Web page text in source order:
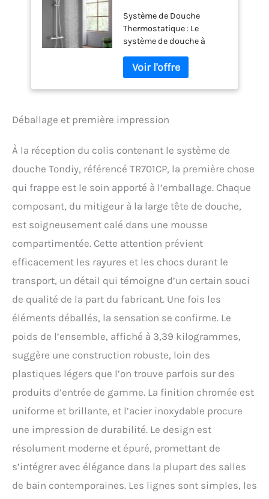
Ensemble de Douche
Économie d'Eau avec
Mitigeur, Colonne de
Douche Hauteur
Réglable, Tête de
Douche Ronde 30
cm, Douchette 3
Inoxydable, Chromé
Système de Douche
Thermostatique : Le
système de douche à
haute qualité maintient la
température de l'eau à 38
°C, ce qui est le plus
humain, et empêche l'eau
pour éviter les brûlures.
Vous pouvez profiter d’une
sûre, plus confortable et
plus relaxante. Ensemble
pommeau de douche à
effet pluie rond de 300
angle de 15° pour contrôler
la direction du débit d'eau
selon les souhaits
personnels. La tige de
douche est réglable entre
845-1180 mm pour
convenir à tous les
membres de la famille.
Douche à Main 3 Jets : Le
kit douche complet est
équipé d'une douche à
main à 3 buses en ABS de
haute qualité (120 mm),
qui peut ajuster
rapidement le mode de
débit d'eau en fonction
des différents besoins. La
hauteur et la direction de
Déballage et première impression
À la réception du colis contenant le système de
douche Tondiy, référencé TR701CP, la première chose
qui frappe est le soin apporté à l’emballage. Chaque
composant, du mitigeur à la large tête de douche,
est soigneusement calé dans une mousse
compartimentée. Cette attention prévient
efficacement les rayures et les chocs durant le
transport, un détail qui témoigne d’un certain souci
de qualité de la part du fabricant. Une fois les
éléments déballés, la sensation se confirme. Le
poids de l’ensemble, affiché à 3,39 kilogrammes,
suggère une construction robuste, loin des
plastiques légers que l’on trouve parfois sur des
produits d’entrée de gamme. La finition chromée est
uniforme et brillante, et l’acier inoxydable procure
une impression de durabilité. Le design est
résolument moderne et épuré, promettant de
s’intégrer avec élégance dans la plupart des salles
de bain contemporaines. Les lignes sont simples, les